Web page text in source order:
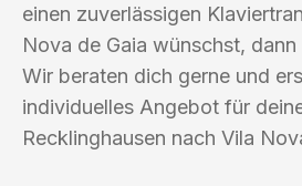
einen zuverlässigen
Nova de Gaia wünschst,
Wir beraten dich gerne und
individuelles Angebot für
Recklinghausen nach Vila